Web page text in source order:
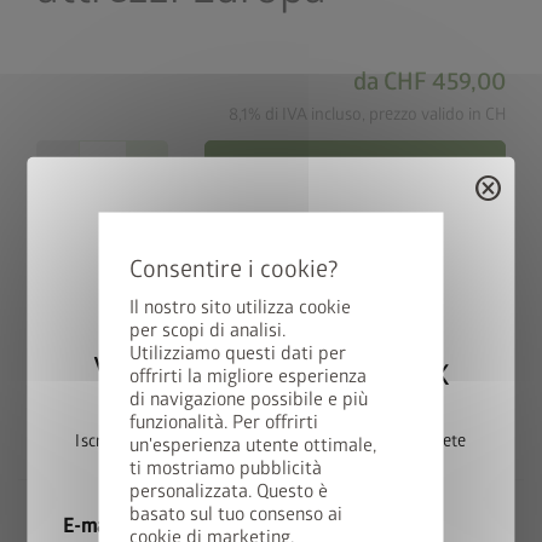
Il nostro sito utilizza cookie
per scopi di analisi.
Utilizziamo questi dati per
offrirti la migliore esperienza
di navigazione possibile e più
funzionalità. Per offrirti
un'esperienza utente ottimale,
ti mostriamo pubblicità
personalizzata. Questo è
basato sul tuo consenso ai
cookie di marketing.
da CHF 459,00
8,1% di IVA incluso, prezzo valido in CH
remove add
map_search Cerca rivenditori
local_shipping
Consegna gratuita in 15 giorni
lavorativi
Porta supplementare per la tua casetta porta attrezzi Europa
di Biohort (cerniera, serratura ecc. incluse).
cancel
Vincete una StyleBox
Iscrivetevi ora alla nostra newsletter e parteciperete
automaticamente all’estrazione.
E-mail